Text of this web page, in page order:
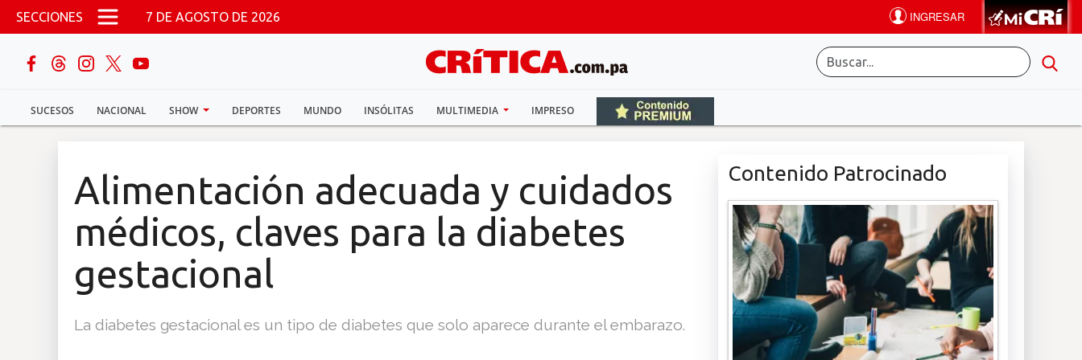
Pasar al contenido principal
SECCIONES 7 DE AGOSTO DE 2026
SUCESOS NACIONAL SHOW DEPORTES MUNDO INSÓLITAS MULTIMEDIA IMPRESO
buscar
Sucesos
Alimentación adecuada y cuidados
médicos, claves para la diabetes
gestacional
La diabetes gestacional es un tipo de diabetes que solo aparece durante el embarazo.
Contenido Patrocinado